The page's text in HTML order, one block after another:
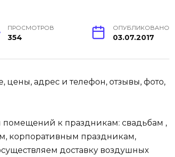
ПРОСМОТРОВ
354
ОПУБЛИКОВАНО
03.07.2017
цены, адрес и телефон, отзывы, фото,
к праздникам: свадьбам ,
корпоративным праздникам,
доставку воздушных